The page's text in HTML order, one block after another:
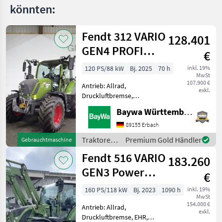
1050
ProfiPlus
209
(Gen3)
210
Vario
(Gen3)
211
Vario
211
Vario
(Gen3)
211
Vario F
(Gen3)
309
LSA
310
Vario
könnten:
Gebrauchtmaschine
Fendt 312 VARIO
GEN4 PROFI
SET2
128.401
€
inkl. 19%
MwSt
107.900 €
exkl.
120 PS/88 kW Bj. 2025
70 h
Antrieb: Allrad,
Druckluftbremse,
Frontzapfwelle, gefederte
Vorderachse,
Höchstgeschwindigkeit in
km/h: 40 km/h, Luftsitz,
Fronthydraulik Die
Maschine steht an unserem
Bay
Baywa Württemberg
89155 Erbach
Traktoren
/ Fendt
Premium Gold Händler
Fendt 516 VARIO
GEN3 Power
Plus
183.260
€
inkl. 19%
MwSt
154.000 €
exkl.
160 PS/118 kW Bj. 2023
1090 h
Antrieb: Allrad,
Druckluftbremse, EHR,